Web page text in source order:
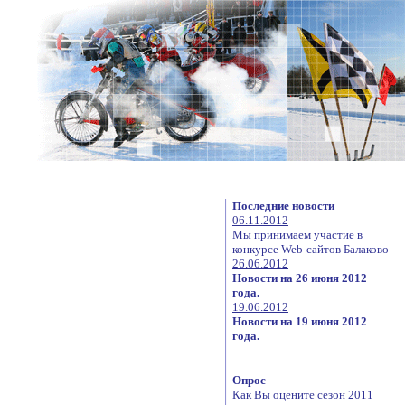
Последние новости
06.11.2012
Мы принимаем участие в
конкурсе Web-сайтов Балаково
26.06.2012
Новости на 26 июня 2012
года.
19.06.2012
Новости на 19 июня 2012
года.
Опрос
Как Вы оцените сезон 2011